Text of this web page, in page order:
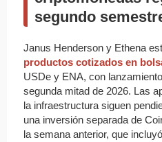
segundo
Janus Henderson y Ethena
productos cotizados en
USDe y ENA, con
segunda mitad de 2026. Las
la infraestructura siguen
una inversión separada de
la semana anterior, que